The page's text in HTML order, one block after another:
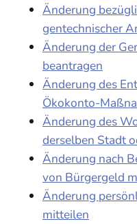
Änderung
gentechnischer
Änderung der
beantragen
Änderung des
Ökokonto-
Änderung des
derselben Stadt
Änderung nach
von Bürgergeld
Änderung
mitteilen